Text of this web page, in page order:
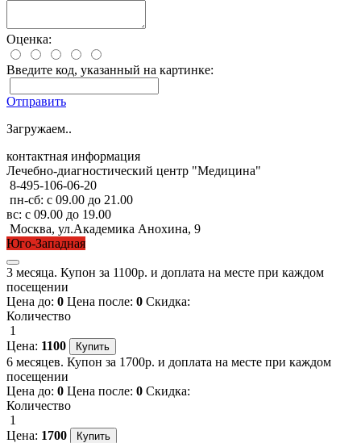
Оценка:
Введите код, указанный на картинке:
Отправить
Загружаем..
контактная информация
Лечебно-диагностический центр "Медицина"
8-495-106-06-20
пн-сб: с 09.00 до 21.00
вс: с 09.00 до 19.00
Москва, ул.Академика Анохина, 9
Юго-Западная
3 месяца. Купон за 1100р. и доплата на месте при каждом
посещении
Цена до: 0 Цена после: 0 Скидка:
Количество
1
Цена: 1100
6 месяцев. Купон за 1700р. и доплата на месте при каждом
посещении
Цена до: 0 Цена после: 0 Скидка:
Количество
1
Цена: 1700